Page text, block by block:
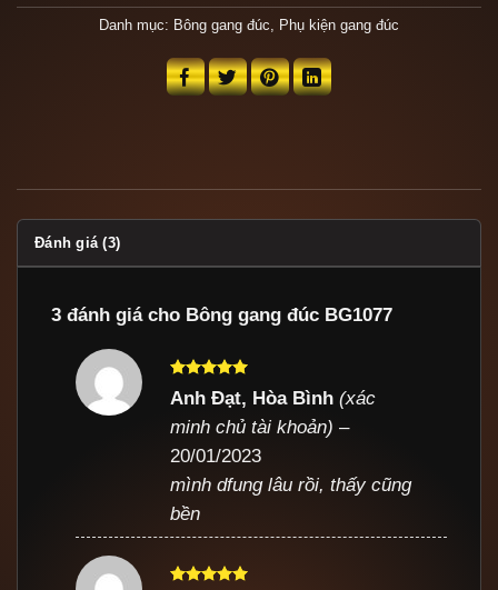
Danh mục: Bông gang đúc, Phụ kiện gang đúc
Đánh giá (3)
3 đánh giá cho Bông gang đúc BG1077
Được xếp
5
sao
Anh Đạt, Hòa Bình(xác
minh chủ tài khoản) –
20/01/2023
mình dfung lâu rồi, thấy cũng
bền